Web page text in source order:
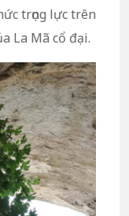
trọng lực trên
La Mã cổ đại.